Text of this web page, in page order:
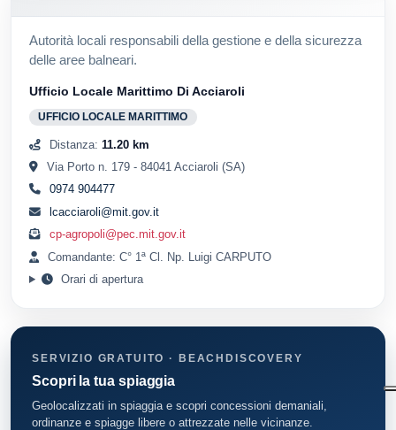
Autorità locali responsabili della gestione e della sicurezza
delle aree balneari.
Ufficio Locale Marittimo Di Acciaroli
UFFICIO LOCALE MARITTIMO
Distanza: 11.20 km
Via Porto n. 179 - 84041 Acciaroli (SA)
0974 904477
lcacciaroli@mit.gov.it
cp-agropoli@pec.mit.gov.it
Comandante: C° 1ª Cl. Np. Luigi CARPUTO
Orari di apertura
SERVIZIO GRATUITO · BEACHDISCOVERY
Scopri la tua spiaggia
Geolocalizzati in spiaggia e scopri concessioni demaniali,
ordinanze e spiagge libere o attrezzate nelle vicinanze.